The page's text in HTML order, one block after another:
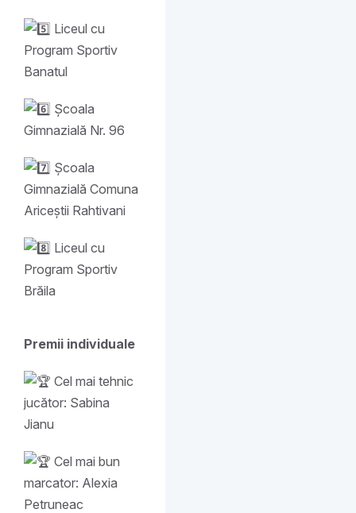
Liceul cu
Program Sportiv
Banatul
Școala
Gimnazială Nr. 96
Școala
Gimnazială Comuna
Ariceștii Rahtivani
Liceul cu
Program Sportiv
Brăila
Premii individuale
Cel mai tehnic
jucător: Sabina
Jianu
Cel mai bun
marcator: Alexia
Petruneac